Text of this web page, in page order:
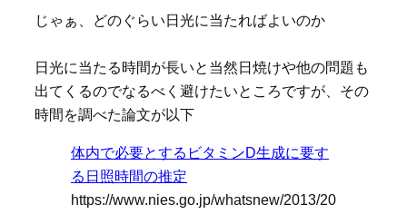
じゃぁ、どのぐらい日光に当たればよいのか
日光に当たる時間が長いと当然日焼けや他の問題も
出てくるのでなるべく避けたいところですが、その
時間を調べた論文が以下
体内で必要とするビタミンD生成に要す
る日照時間の推定
https://www.nies.go.jp/whatsnew/2013/20